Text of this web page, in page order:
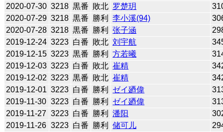
2020-07-30 3218 黒番 敗北 罗楚玥
2020-07-29 3218 黒番 勝利 李小溪(94)
2020-07-28 3218 黒番 勝利 张子涵
2019-12-24 3223 白番 敗北 刘宇航
2019-12-15 3223 黒番 勝利 方若曦
2019-12-03 3223 白番 敗北 崔精
2019-12-02 3223 黒番 敗北 崔精
2019-12-01 3223 白番 勝利 ゼイ廼偉
2019-11-30 3223 白番 勝利 ゼイ廼偉
2019-11-27 3223 白番 勝利 潘阳
2019-11-26 3223 白番 勝利 储可儿